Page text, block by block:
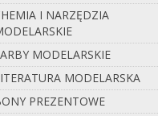
I NARZĘDZIA
MODELARSKIE
MODELARSKA
PREZENTOWE